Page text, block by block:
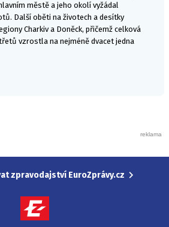
městě a jeho okolí vyžádal
Další oběti na životech a desítky
Charkiv a Doněck, přičemž celková
vzrostla na nejméně dvacet jedna
zpravodajství EuroZprávy.cz